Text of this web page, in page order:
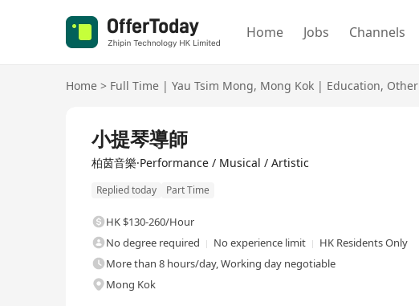
Home Jobs Channels
Home > Full Time | Yau Tsim Mong, Mong Kok | Education, Other
小提琴導師
柏茵音樂·Performance / Musical / Artistic
Replied today Part Time
HK $130-260/Hour
No degree required
No experience limit
HK Residents Only
More than 8 hours/day, Working day negotiable
Mong Kok